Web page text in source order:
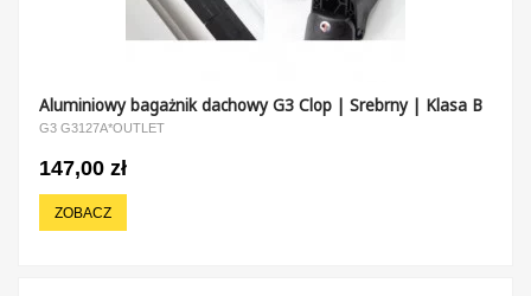
Aluminiowy bagażnik dachowy G3 Clop | Srebrny | Klasa B
G3 G3127A*OUTLET
147,00 zł
ZOBACZ